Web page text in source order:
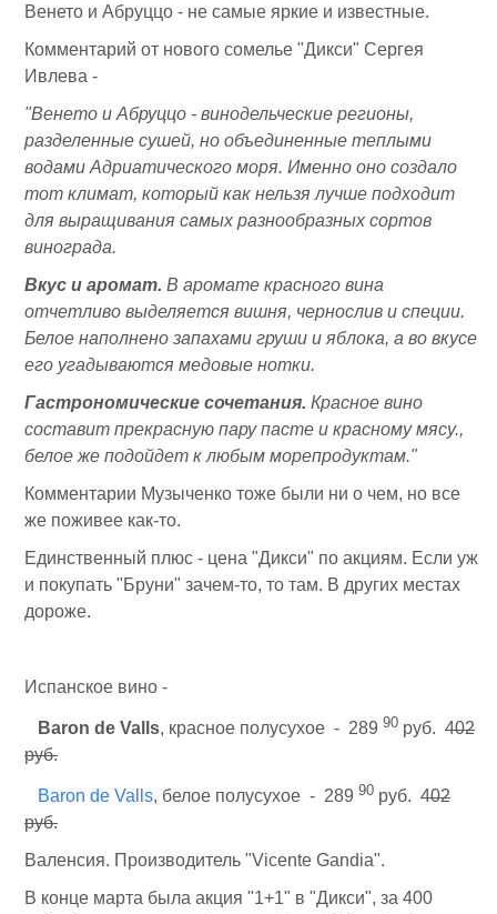
Венето и Абруццо - не самые яркие и известные.
Комментарий от нового сомелье "Дикси" Сергея
Ивлева -
"Венето и Абруццо - винодельческие регионы,
разделенные сушей, но объединенные теплыми
водами Адриатического моря. Именно оно создало
тот климат, который как нельзя лучше подходит
для выращивания самых разнообразных сортов
винограда.
Вкус и аромат. В аромате красного вина
отчетливо выделяется вишня, чернослив и специи.
Белое наполнено запахами груши и яблока, а во вкусе
его угадываются медовые нотки.
Гастрономические сочетания. Красное вино
составит прекрасную пару пасте и красному мясу.,
белое же подойдет к любым морепродуктам."
Комментарии Музыченко тоже были ни о чем, но все
же поживее как-то.
Единственный плюс - цена "Дикси" по акциям. Если уж
и покупать "Бруни" зачем-то, то там. В других местах
дороже.
Испанское вино -
Baron de Valls, красное полусухое - 289 90 руб. 402
руб.
Baron de Valls, белое полусухое - 289 90 руб. 402
руб.
Валенсия. Производитель "Vicente Gandia".
В конце марта была акция "1+1" в "Дикси", за 400